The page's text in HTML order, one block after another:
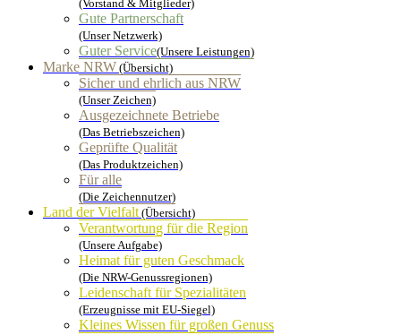
(Vorstand & Mitglieder)
Gute Partnerschaft
(Unser Netzwerk)
Guter Service(Unsere Leistungen)
Marke NRW (Übersicht)
Sicher und ehrlich aus NRW
(Unser Zeichen)
Ausgezeichnete Betriebe
(Das Betriebszeichen)
Geprüfte Qualität
(Das Produktzeichen)
Für alle
(Die Zeichennutzer)
Land der Vielfalt(Übersicht)
Verantwortung für die Region
(Unsere Aufgabe)
Heimat für guten Geschmack
(Die NRW-Genussregionen)
Leidenschaft für Spezialitäten
(Erzeugnisse mit EU-Siegel)
Kleines Wissen für großen Genuss